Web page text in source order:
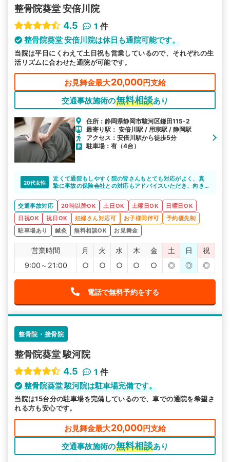
整骨院葵堂 安倍川院
4.5
1 件
整骨院葵堂 安倍川院は休日も通院可能です。
当院は平日にくわえて土日祝も営業しているので、それぞれの生
活リズムに合わせた通院が可能です。
お見舞金最大20,000円支給
交通事故施術の無料相談あり
住所：静岡県静岡市駿河区鎌田115-2
最寄り駅： 安倍川駅 / 用宗駅 / 静岡駅
アクセス：安倍川駅から徒歩5分
駐車場：有（4台）
20代女性
近くて通院もしやすく院の皆さんもとても対応がよく、真
摯に事故の保険会社との対応もアドバイスいただき、向き
交通事故対応
20時以降OK 土日OK 土曜日OK
日曜日OK
日祝OK
祝日OK 妊婦さん対応可 お子様同伴可
予約優先制
駐車場あり
鍼灸 無料相談OK お見舞金
営業時間 月 火 水 木 金 土 日
祝
9:00～21:00
○ ○ ○ ○ ○ ◎ ◎ ◎
電話で無料予約をする
整骨院・接骨院
整骨院葵堂 駿河院
4.5
1 件
整骨院葵堂 駿河院は駐車場完備です。
当院は15台分の駐車場を完備しているので、車での通院を希望さ
れる方も安心です。
お見舞金最大20,000円支給
交通事故施術の無料相談あり